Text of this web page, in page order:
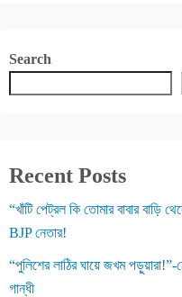
Search
Recent Posts
“খাঁটি পেট্রল কি তোমার বাবার বাড়ি
BJP নেতার!
“পুলিশের লাঠির ঘায়ে জখম
গান্ধী